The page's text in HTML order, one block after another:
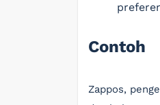
Contoh
Zappos,